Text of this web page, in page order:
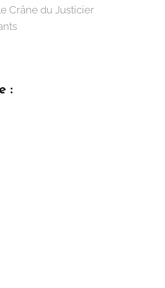
Crâne du Justicier
: